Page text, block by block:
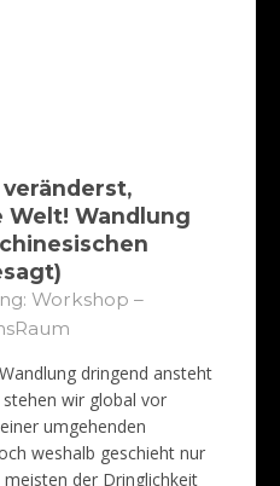
Welt! Wandlung
Workshop –
dringend ansteht
wir global vor
umgehenden
weshalb geschieht nur
der Dringlichkeit